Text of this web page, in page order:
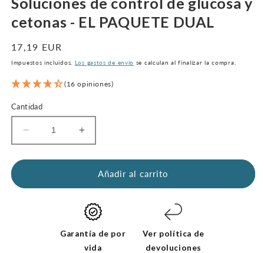
cetonas - EL PAQUETE DUAL
Precio
normal
17,19 EUR
Impuestos incluidos. Los gastos de envío se calculan al finalizar la compra.
(16 opiniones)
Cantidad
Reducir
la
cantidad
Aumentar
la
cantidad
el
control
de
la
Añadir al carrito
Garantía de por
vida
Ver política de
devoluciones